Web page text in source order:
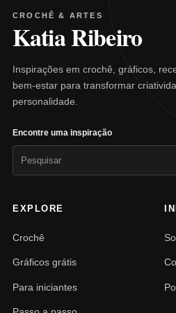
CROCHÊ & ARTES
Katia Ribeiro
Inspirações em crochê, gráficos,
bem-estar para transformar
personalidade.
Encontre uma inspiração
EXPLORE
Crochê
Gráficos grátis
Para iniciantes